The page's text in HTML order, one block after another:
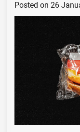
Posted on 26